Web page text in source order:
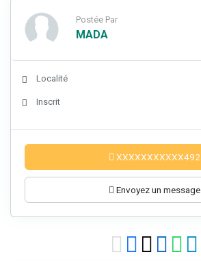
Postée Par
MADA
Localité
Inscrit
XXXXXXXXXXX492
Envoyez un message